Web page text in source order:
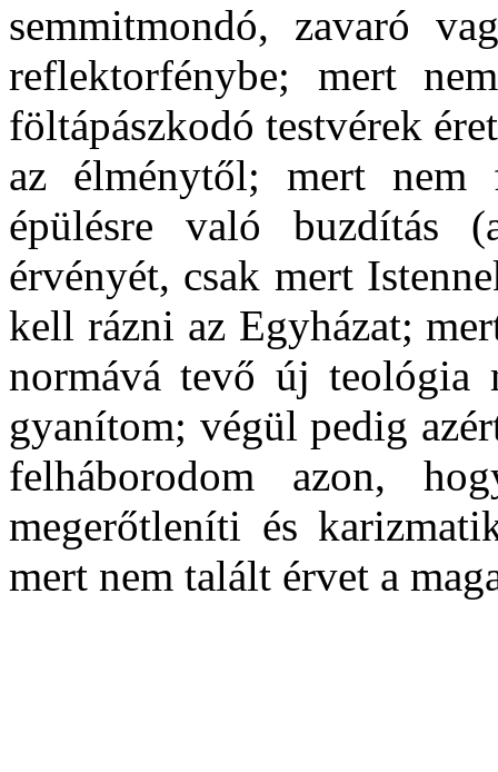
semmitmondó, zavaró
reflektorfénybe; mert
föltápászkodó testvérek
az élménytől; mert nem
épülésre való buzdítás
érvényét, csak mert
kell rázni az Egyházat;
normává tevő új teológia
gyanítom; végül pedig
felháborodom azon,
megerőtleníti és
mert nem talált érvet a